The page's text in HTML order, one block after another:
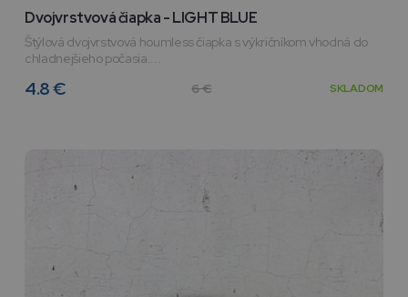
Dvojvrstvová čiapka - LIGHT BLUE
Štýlová dvojvrstvová houmless čiapka s výkričníkom vhodná do
chladnejšieho počasia....
4.8 € 6 € SKLADOM